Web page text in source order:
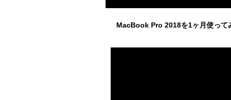
MacBook Pro 2018を1ヶ月使って